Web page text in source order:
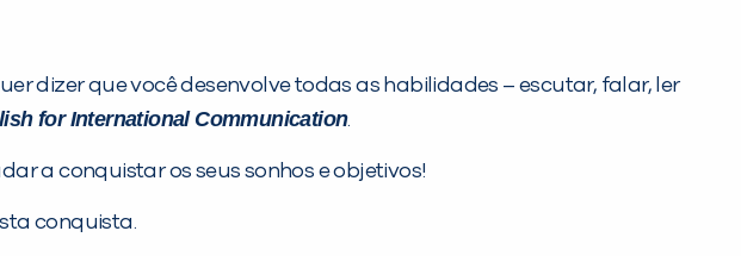
dizer que você desenvolve todas as habilidades – escutar, falar, ler
for International Communication.
a conquistar os seus sonhos e objetivos!
conquista.